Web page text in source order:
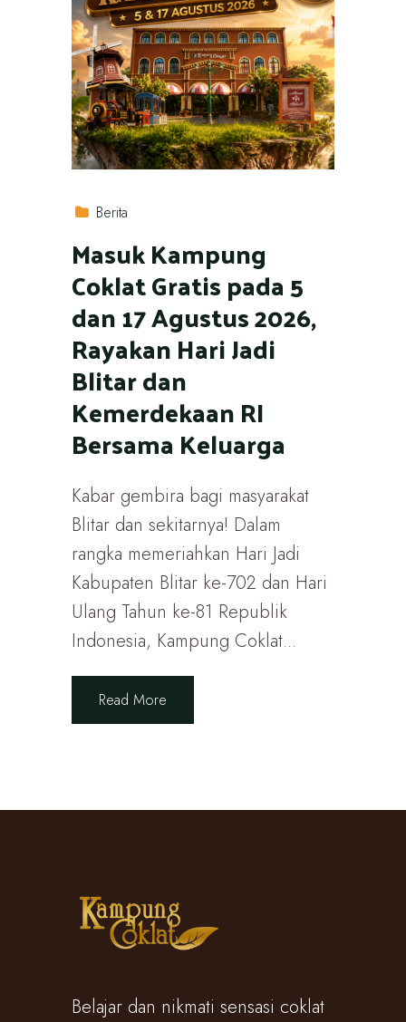
Berita
Masuk Kampung
Coklat Gratis pada 5
dan 17 Agustus 2026,
Rayakan Hari Jadi
Blitar dan
Kemerdekaan RI
Bersama Keluarga
Kabar gembira bagi masyarakat
Blitar dan sekitarnya! Dalam
rangka memeriahkan Hari Jadi
Kabupaten Blitar ke-702 dan Hari
Ulang Tahun ke-81 Republik
Indonesia, Kampung Coklat...
Read More
Belajar dan nikmati sensasi coklat